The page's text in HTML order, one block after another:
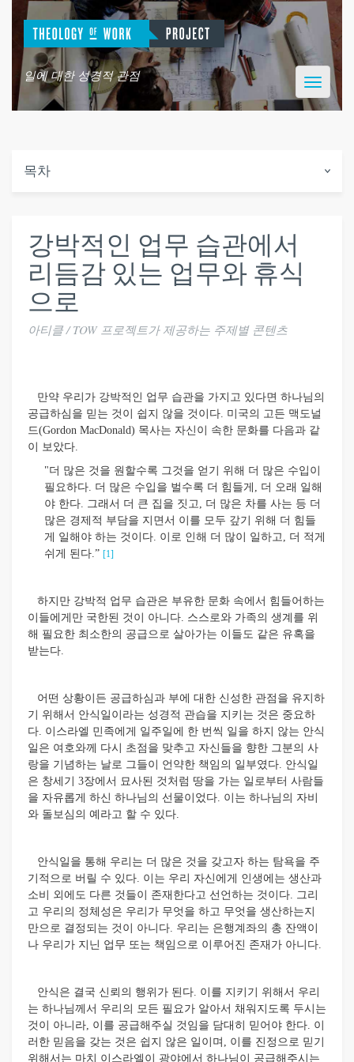
일에 대한 성경적 관점
Toggle
목차
강박적인 업무 습관에서
리듬감 있는 업무와 휴식
으로
아티클 / TOW 프로젝트가 제공하는 주제별 콘텐츠
만약 우리가 강박적인 업무 습관을 가지고 있다면 하나님의
공급하심을 믿는 것이 쉽지 않을 것이다. 미국의 고든 맥도널
드(Gordon MacDonald) 목사는 자신이 속한 문화를 다음과 같
이 보았다.
"더 많은 것을 원할수록 그것을 얻기 위해 더 많은 수입이
필요하다. 더 많은 수입을 벌수록 더 힘들게, 더 오래 일해
야 한다. 그래서 더 큰 집을 짓고, 더 많은 차를 사는 등 더
많은 경제적 부담을 지면서 이를 모두 갚기 위해 더 힘들
게 일해야 하는 것이다. 이로 인해 더 많이 일하고, 더 적게
쉬게 된다.” [1]
하지만 강박적 업무 습관은 부유한 문화 속에서 힘들어하는
이들에게만 국한된 것이 아니다. 스스로와 가족의 생계를 위
해 필요한 최소한의 공급으로 살아가는 이들도 같은 유혹을
받는다.
어떤 상황이든 공급하심과 부에 대한 신성한 관점을 유지하
기 위해서 안식일이라는 성경적 관습을 지키는 것은 중요하
다. 이스라엘 민족에게 일주일에 한 번씩 일을 하지 않는 안식
일은 여호와께 다시 초점을 맞추고 자신들을 향한 그분의 사
랑을 기념하는 날로 그들이 언약한 책임의 일부였다. 안식일
은 창세기 3장에서 묘사된 것처럼 땅을 가는 일로부터 사람들
을 자유롭게 하신 하나님의 선물이었다. 이는 하나님의 자비
와 돌보심의 예라고 할 수 있다.
안식일을 통해 우리는 더 많은 것을 갖고자 하는 탐욕을 주
기적으로 버릴 수 있다. 이는 우리 자신에게 인생에는 생산과
소비 외에도 다른 것들이 존재한다고 선언하는 것이다. 그리
고 우리의 정체성은 우리가 무엇을 하고 무엇을 생산하는지
만으로 결정되는 것이 아니다. 우리는 은행계좌의 총 잔액이
나 우리가 지닌 업무 또는 책임으로 이루어진 존재가 아니다.
안식은 결국 신뢰의 행위가 된다. 이를 지키기 위해서 우리
는 하나님께서 우리의 모든 필요가 알아서 채워지도록 두시는
것이 아니라, 이를 공급해주실 것임을 담대히 믿어야 한다. 이
러한 믿음을 갖는 것은 쉽지 않은 일이며, 이를 진정으로 믿기
위해서는 마치 이스라엘이 광야에서 하나님이 공급해주시는